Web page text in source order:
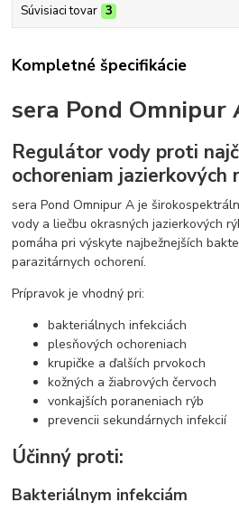
Súvisiaci tovar 3
Kompletné špecifikácie
sera Pond Omnipur
Regulátor vody proti
ochoreniam jazierkových
sera Pond Omnipur A je
vody a liečbu okrasných jazierkových
pomáha pri výskyte najbežnejších
parazitárnych ochorení.
Prípravok je vhodný pri:
bakteriálnych infekciách
plesňových ochoreniach
krupičke a ďalších prvokoch
kožných a žiabrových červoch
vonkajších poraneniach rýb
prevencii sekundárnych infekcií
Účinný proti:
Bakteriálnym infekciám